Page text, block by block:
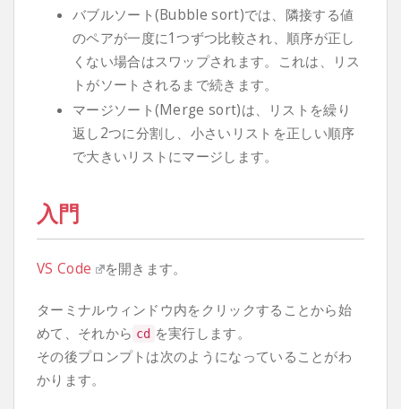
バブルソート(Bubble sort)では、隣接する値
のペアが一度に1つずつ比較され、順序が正し
くない場合はスワップされます。これは、リス
トがソートされるまで続きます。
マージソート(Merge sort)は、リストを繰り
返し2つに分割し、小さいリストを正しい順序
で大きいリストにマージします。
入門
VS Code を開きます。
ターミナルウィンドウ内をクリックすることから始
めて、それから cd を実行します。
その後プロンプトは次のようになっていることがわ
かります。